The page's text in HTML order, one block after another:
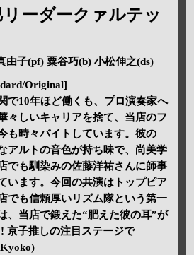
リーダークァルテッ
由子(pf) 粟谷巧(b) 小松伸之(ds)
Original]
で10年ほど働くも、プロ演奏家へ
々しいキャリアを捨て、当店のフ
も時々バイトしています。彼の
アルトの音色が持ち味で、尚美学
でも馴染みの佐藤洋祐さんに師事
います。今回の共演はトップピア
でも信頼厚いリズム隊という第一
、当店で鍛えた“肥えた彼の耳”が
京子推しの注目ステージで